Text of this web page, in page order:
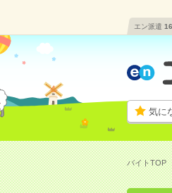
エン派遣
気に
バイトTOP